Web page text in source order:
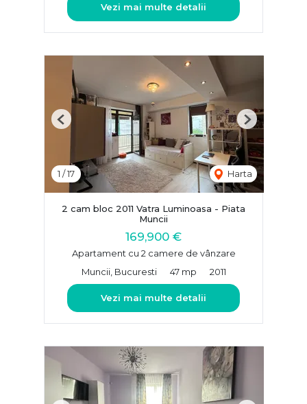
Vezi mai multe detalii
1 /17 Harta
Previous Next
2 cam bloc 2011 Vatra Luminoasa - Piata
Muncii
169,900 €
Apartament cu 2 camere de vânzare
Muncii, Bucuresti
47 mp 2011
Vezi mai multe detalii